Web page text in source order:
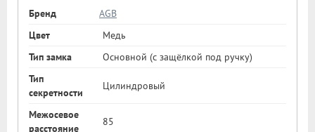
Бренд
AGB
Цвет
Медь
Тип замка
Основной (с защёлкой под ручку)
Тип
секретности
Цилиндровый
Межосевое
расстояние
85